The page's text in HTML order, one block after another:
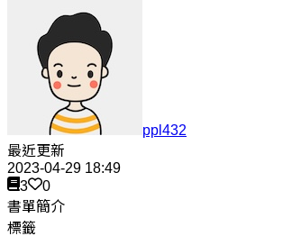
ppl432
最近更新
2023-04-29 18:49
3
0
書單簡介
標籤